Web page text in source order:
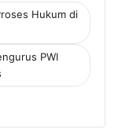
Hukum di
PWI